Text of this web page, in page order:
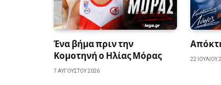
Ένα βήμα πριν την
Κομοτηνή ο Ηλίας Μόρας
7 ΑΥΓΟΎΣΤΟΥ 2026
22 ΙΟΥΛΊΟΥ